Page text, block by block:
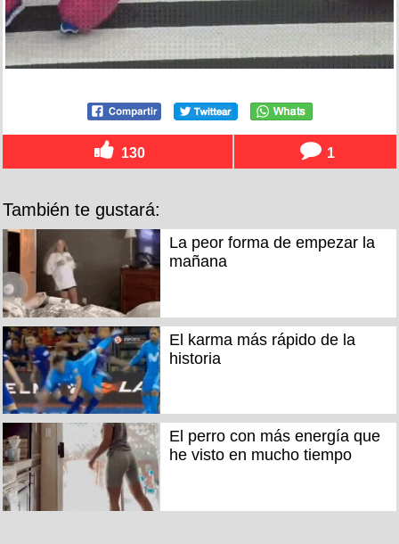
130 1
También te gustará:
La peor forma de empezar la
mañana
El karma más rápido de la
historia
El perro con más energía que
he visto en mucho tiempo